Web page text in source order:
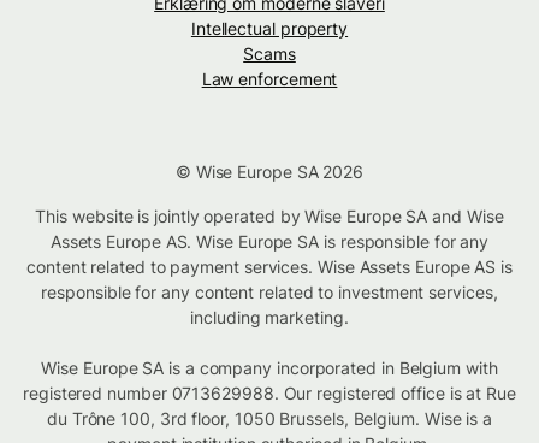
Intellectual property
Scams
Law enforcement
© Wise Europe SA 2026
This website is jointly operated by Wise Europe SA and Wise
Assets Europe AS. Wise Europe SA is responsible for any
content related to payment services. Wise Assets Europe AS is
responsible for any content related to investment services,
including marketing.
Wise Europe SA is a company incorporated in Belgium with
registered number 0713629988. Our registered office is at Rue
du Trône 100, 3rd floor, 1050 Brussels, Belgium. Wise is a